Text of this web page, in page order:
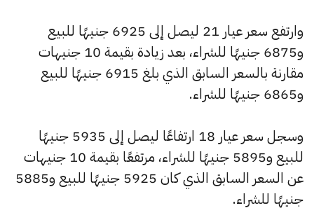
وارتفع سعر عيار 21 ليصل إلى 6925 جنيهًا للبيع
و6875 جنيهًا للشراء، بعد زيادة بقيمة 10 جنيهات
مقارنة بالسعر السابق الذي بلغ 6915 جنيهًا للبيع
و6865 جنيهًا للشراء.
وسجل سعر عيار 18 ارتفاعًا ليصل إلى 5935 جنيهًا
للبيع و5895 جنيهًا للشراء، مرتفعًا بقيمة 10 جنيهات
عن السعر السابق الذي كان 5925 جنيهًا للبيع و5885
جنيهًا للشراء.